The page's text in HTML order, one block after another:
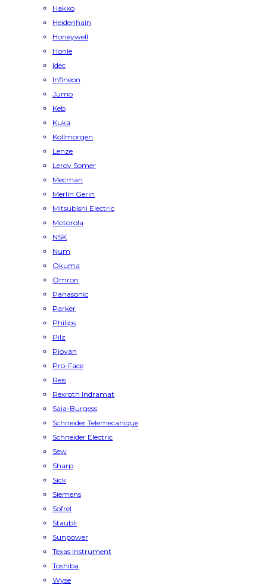
Hakko
Heidenhain
Honeywell
Honle
Idec
Infineon
Jumo
Keb
Kuka
Kollmorgen
Lenze
Leroy Somer
Mecman
Merlin Gerin
Mitsubishi Electric
Motorola
NSK
Num
Okuma
Omron
Panasonic
Parker
Philips
Pilz
Piovan
Pro-Face
Reis
Rexroth Indramat
Saia-Burgess
Schneider Telemecanique
Schneider Electric
Sew
Sharp
Sick
Siemens
Sofrel
Staubli
Sunpower
Texas Instrument
Toshiba
Wyse